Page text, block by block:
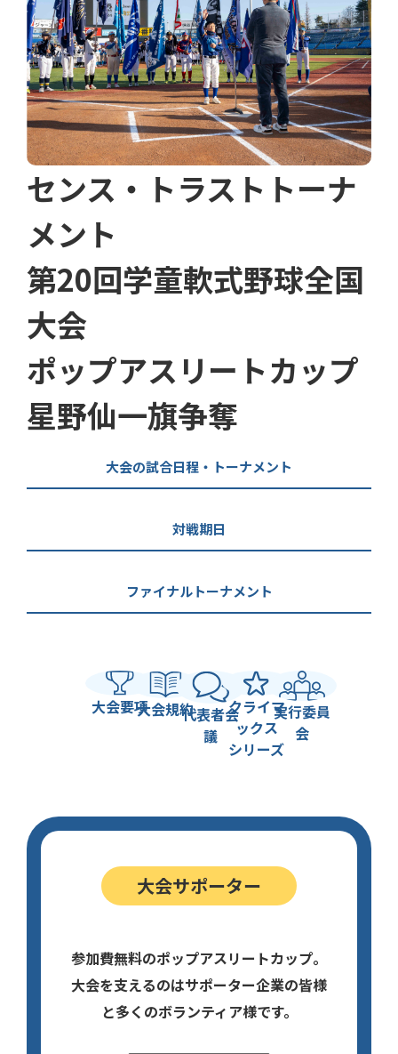
センス・トラストトーナ
メント
第20回学童軟式野球全国
大会
ポップアスリートカップ
星野仙一旗争奪
大会の試合日程・トーナメント
対戦期日
ファイナルトーナメント
大会要項大会規約代表者会
議
クライマ
ックス
シリーズ
実行委員
会
大会サポーター
参加費無料のポップアスリートカップ。
大会を支えるのはサポーター企業の皆様
と多くのボランティア様です。